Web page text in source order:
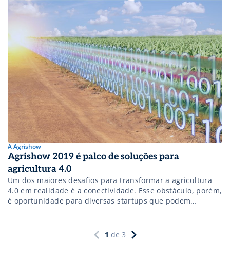
A Agrishow
Agrishow 2019 é palco de soluções para
agricultura 4.0
Um dos maiores desafios para transformar a agricultura
4.0 em realidade é a conectividade. Esse obstáculo, porém,
é oportunidade para diversas startups que podem
campo vão apresentar inovações para o segmento na
Arena de Inovação. Dentre as soluções apresentadas pelas
1 de 3